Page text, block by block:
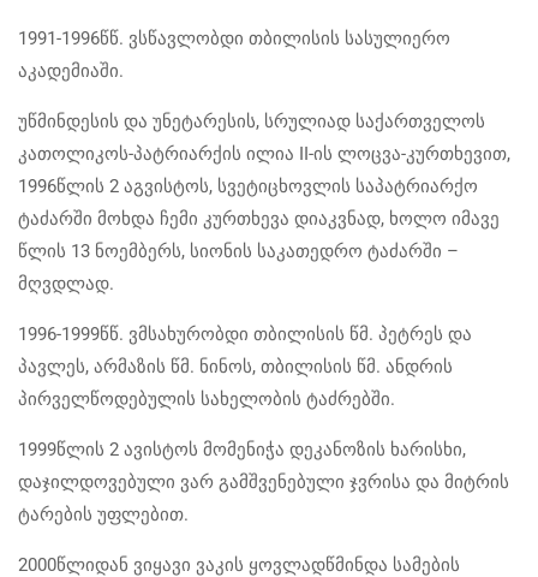
1991-1996წწ. ვსწავლობდი თბილისის სასულიერო
აკადემიაში.
უწმინდესის და უნეტარესის, სრულიად საქართველოს
კათოლიკოს-პატრიარქის ილია II-ის ლოცვა-კურთხევით,
1996წლის 2 აგვისტოს, სვეტიცხოვლის საპატრიარქო
ტაძარში მოხდა ჩემი კურთხევა დიაკვნად, ხოლო იმავე
წლის 13 ნოემბერს, სიონის საკათედრო ტაძარში –
მღვდლად.
1996-1999წწ. ვმსახურობდი თბილისის წმ. პეტრეს და
პავლეს, არმაზის წმ. ნინოს, თბილისის წმ. ანდრის
პირველწოდებულის სახელობის ტაძრებში.
1999წლის 2 ავისტოს მომენიჭა დეკანოზის ხარისხი,
დაჯილდოვებული ვარ გამშვენებული ჯვრისა და მიტრის
ტარების უფლებით.
2000წლიდან ვიყავი ვაკის ყოვლადწმინდა სამების